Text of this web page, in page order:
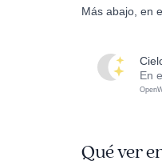
Más abajo, en
En
Qué ver